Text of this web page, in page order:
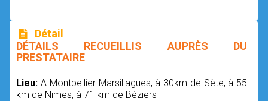
Détail
DÉTAILS RECUEILLIS AUPRÈS DU
PRESTATAIRE
Lieu: A Montpellier-Marsillagues, à 30km de Sète, à 55
km de Nimes, à 71 km de Béziers